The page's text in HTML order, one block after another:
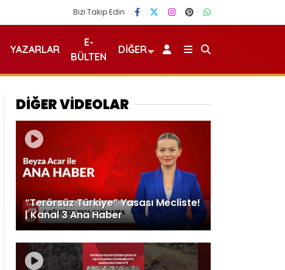
Bizi Takip Edin
YAZARLAR
E-
BÜLTEN
DIĞER
DİĞER VİDEOLAR
“Terörsüz Türkiye” Yasası Mecliste!
| Kanal 3 Ana Haber